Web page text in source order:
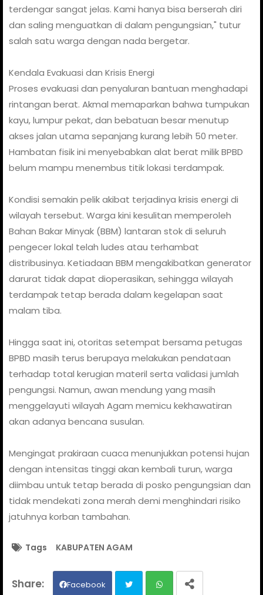
terdengar sangat jelas. Kami hanya bisa berserah diri
dan saling menguatkan di dalam pengungsian," tutur
salah satu warga dengan nada bergetar.
Kendala Evakuasi dan Krisis Energi
Proses evakuasi dan penyaluran bantuan menghadapi
rintangan berat. Akmal memaparkan bahwa tumpukan
kayu, lumpur pekat, dan bebatuan besar menutup
akses jalan utama sepanjang kurang lebih 50 meter.
Hambatan fisik ini menyebabkan alat berat milik BPBD
belum mampu menembus titik lokasi terdampak.
Kondisi semakin pelik akibat terjadinya krisis energi di
wilayah tersebut. Warga kini kesulitan memperoleh
Bahan Bakar Minyak (BBM) lantaran stok di seluruh
pengecer lokal telah ludes atau terhambat
distribusinya. Ketiadaan BBM mengakibatkan generator
darurat tidak dapat dioperasikan, sehingga wilayah
terdampak tetap berada dalam kegelapan saat
malam tiba.
Hingga saat ini, otoritas setempat bersama petugas
BPBD masih terus berupaya melakukan pendataan
terhadap total kerugian materil serta validasi jumlah
pengungsi. Namun, awan mendung yang masih
menggelayuti wilayah Agam memicu kekhawatiran
akan adanya bencana susulan.
Mengingat prakiraan cuaca menunjukkan potensi hujan
dengan intensitas tinggi akan kembali turun, warga
diimbau untuk tetap berada di posko pengungsian dan
tidak mendekati zona merah demi menghindari risiko
jatuhnya korban tambahan.
Tags KABUPATEN AGAM
Facebook